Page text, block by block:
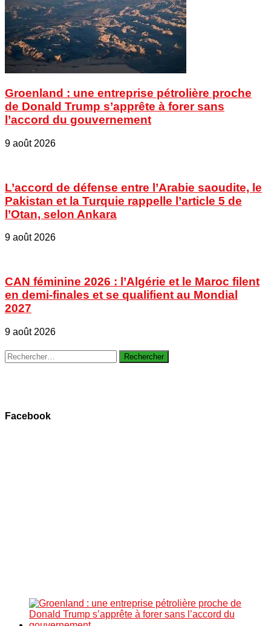
Groenland : une entreprise pétrolière proche
de Donald Trump s’apprête à forer sans
l’accord du gouvernement
9 août 2026
L’accord de défense entre l’Arabie saoudite, le
Pakistan et la Turquie rappelle l’article 5 de
l’Otan, selon Ankara
9 août 2026
CAN féminine 2026 : l’Algérie et le Maroc filent
en demi-finales et se qualifient au Mondial
2027
9 août 2026
Rechercher :
Facebook